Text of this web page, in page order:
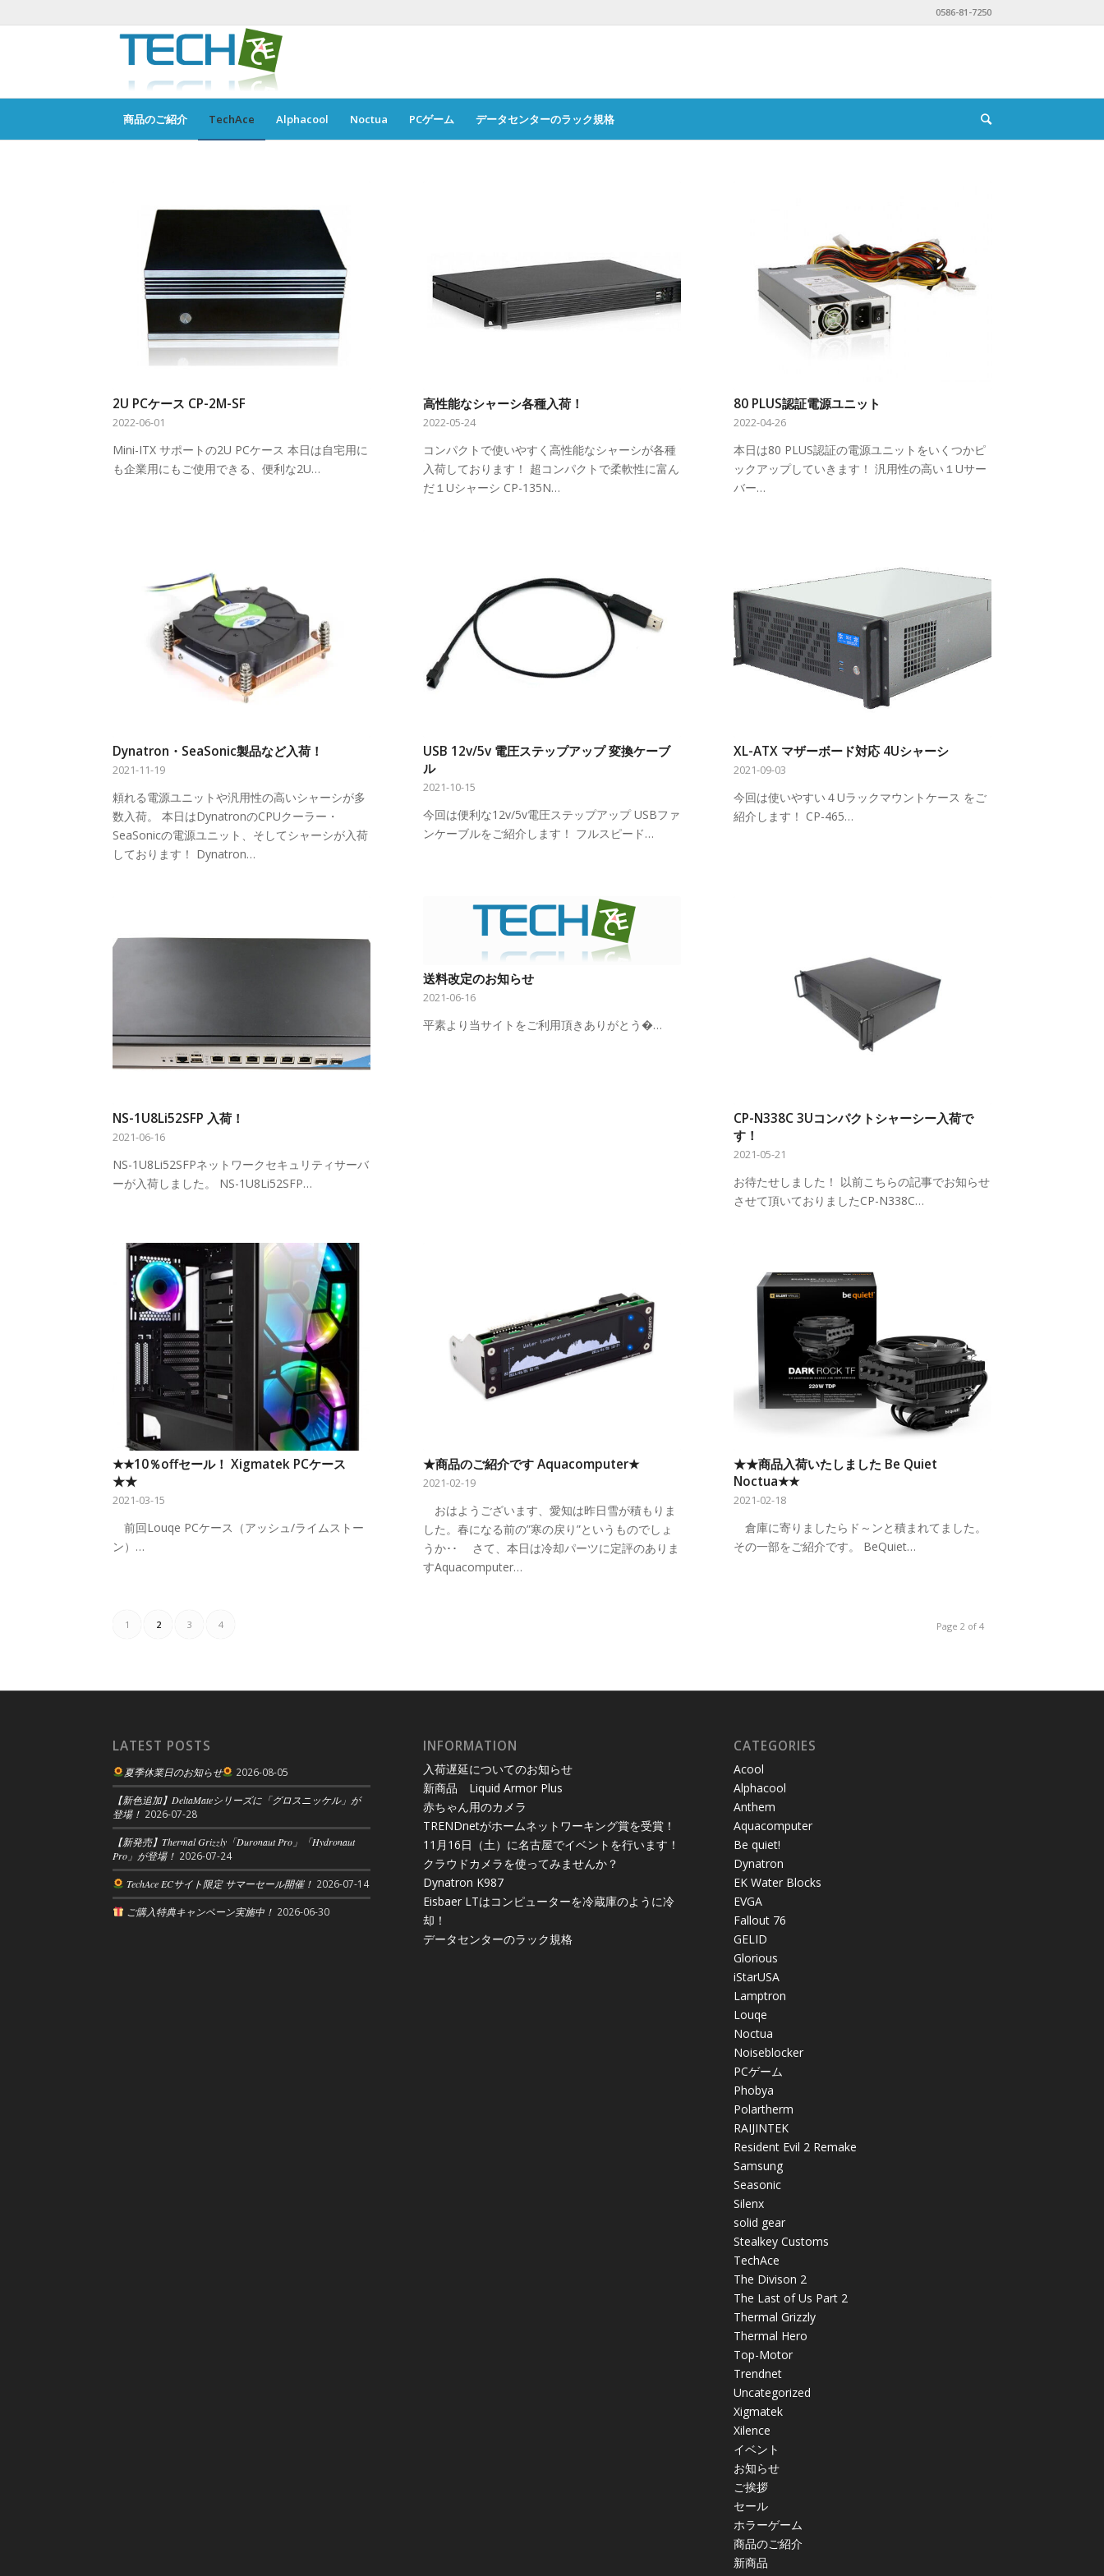
0586-81-7250
商品のご紹介 TechAce Alphacool Noctua PCゲーム データセンターのラック規格
2U PCケース CP-2M-SF
2022-06-01
Mini-ITX サポートの2U PCケース 本日は自宅用に
も企業用にもご使用できる、便利な2U…
高性能なシャーシ各種入荷！
2022-05-24
コンパクトで使いやすく高性能なシャーシが各種
入荷しております！ 超コンパクトで柔軟性に富ん
だ１Uシャーシ CP-135N…
80 PLUS認証電源ユニット
2022-04-26
本日は80 PLUS認証の電源ユニットをいくつかピ
ックアップしていきます！ 汎用性の高い１Uサー
バー…
Dynatron・SeaSonic製品など入荷！
2021-11-19
頼れる電源ユニットや汎用性の高いシャーシが多
数入荷。 本日はDynatronのCPUクーラー・
SeaSonicの電源ユニット、そしてシャーシが入荷
しております！ Dynatron…
USB 12v/5v 電圧ステップアップ 変換ケーブ
ル
2021-10-15
今回は便利な12v/5v電圧ステップアップ USBファ
ンケーブルをご紹介します！ フルスピード…
XL-ATX マザーボード対応 4Uシャーシ
2021-09-03
今回は使いやすい４Uラックマウントケース をご
紹介します！ CP-465…
NS-1U8Li52SFP 入荷！
2021-06-16
NS-1U8Li52SFPネットワークセキュリティサーバ
ーが入荷しました。 NS-1U8Li52SFP…
送料改定のお知らせ
2021-06-16
平素より当サイトをご利用頂きありがとう�…
CP-N338C 3Uコンパクトシャーシー入荷で
す！
2021-05-21
お待たせしました！ 以前こちらの記事でお知らせ
させて頂いておりましたCP-N338C…
★★10％offセール！ Xigmatek PCケース
★★
2021-03-15
前回Louqe PCケース（アッシュ/ライムストー
ン）…
★商品のご紹介です Aquacomputer★
2021-02-19
おはようございます、愛知は昨日雪が積もりま
した。春になる前の”寒の戻り”というものでしょ
うか･･ さて、本日は冷却パーツに定評のありま
すAquacomputer…
★★商品入荷いたしました Be Quiet
Noctua★★
2021-02-18
倉庫に寄りましたらド～ンと積まれてました。
その一部をご紹介です。 BeQuiet…
Page 2 of 4
1 2 3 4
LATEST POSTS
夏季休業日のお知らせ 2026-08-05
【新色追加】DeltaMateシリーズに「グロスニッケル」が
登場！ 2026-07-28
【新発売】Thermal Grizzly「Duronaut Pro」「Hydronaut
Pro」が登場！ 2026-07-24
TechAce ECサイト限定 サマーセール開催！ 2026-07-14
ご購入特典キャンペーン実施中！ 2026-06-30
INFORMATION
入荷遅延についてのお知らせ
新商品 Liquid Armor Plus
赤ちゃん用のカメラ
TRENDnetがホームネットワーキング賞を受賞！
11月16日（土）に名古屋でイベントを行います！
クラウドカメラを使ってみませんか？
Dynatron K987
Eisbaer LTはコンピューターを冷蔵庫のように冷
却！
データセンターのラック規格
CATEGORIES
Acool
Alphacool
Anthem
Aquacomputer
Be quiet!
Dynatron
EK Water Blocks
EVGA
Fallout 76
GELID
Glorious
iStarUSA
Lamptron
Louqe
Noctua
Noiseblocker
PCゲーム
Phobya
Polartherm
RAIJINTEK
Resident Evil 2 Remake
Samsung
Seasonic
Silenx
solid gear
Stealkey Customs
TechAce
The Divison 2
The Last of Us Part 2
Thermal Grizzly
Thermal Hero
Top-Motor
Trendnet
Uncategorized
Xigmatek
Xilence
イベント
お知らせ
ご挨拶
セール
ホラーゲーム
商品のご紹介
新商品